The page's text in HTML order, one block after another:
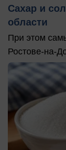
Сахар и
области
При этом
Ростове-на-